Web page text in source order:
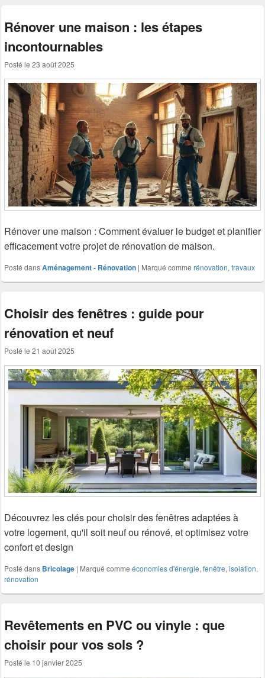
Rénover une maison : les étapes
incontournables
Posté le 23 août 2025
Rénover une maison : Comment évaluer le budget et planifier
efficacement votre projet de rénovation de maison.
Posté dansAménagement - Rénovation | Marqué comme rénovation, travaux
Choisir des fenêtres : guide pour
rénovation et neuf
Posté le 21 août 2025
Découvrez les clés pour choisir des fenêtres adaptées à
votre logement, qu'il soit neuf ou rénové, et optimisez votre
confort et design
Posté dans Bricolage | Marqué comme économies d'énergie, fenêtre, isolation,
rénovation
Revêtements en PVC ou vinyle : que
choisir pour vos sols ?
Posté le 10 janvier 2025